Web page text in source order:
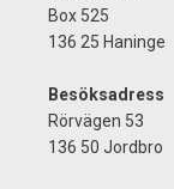
Box 525
136 25 Haninge
Besöksadress
Rörvägen 53
136 50 Jordbro